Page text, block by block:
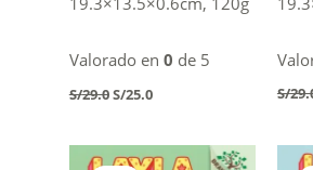
Valorado en 0 de 5
S/29.0Original
S/29.0.
S/25.0Current
S/25.0.
S/